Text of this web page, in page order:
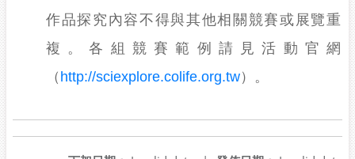
作品探究內容不得與其他相關競賽或展覽重
複。各組競賽範例請見活動官網
（ http://sciexplore.colife.org.tw）。